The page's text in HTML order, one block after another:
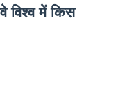
विश्व में किस